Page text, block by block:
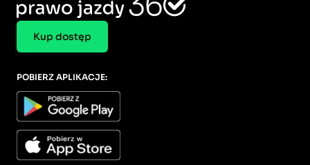
Kup dostęp
POBIERZ APLIKACJE: